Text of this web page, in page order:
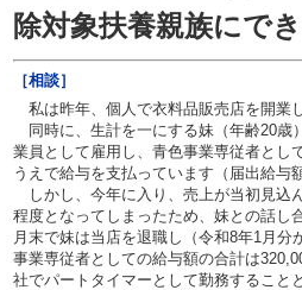
除対象扶養親族にで
［相談］
私は昨年、個人で衣料品販売店を開業
同時に、生計を一にする妹（年齢20歳
業員として雇用し、青色事業専従者とし
うえで給与を支払っています（届出給与
しかし、今年に入り、売上が当初見込
程度となってしまったため、妹との話し
月末で妹は当店を退職し（令和8年1月分
事業専従者としての給与額の合計は
社でパートタイマーとして勤務すること